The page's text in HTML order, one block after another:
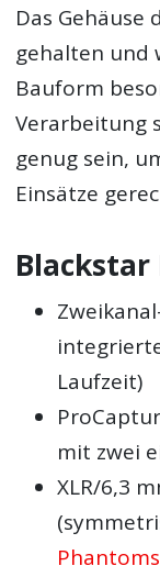
Das Gehäuse
gehalten und
Bauform
Verarbeitung
genug sein,
Einsätze
Blackstar
Laufzeit)
mit zwei
XLR/6,3